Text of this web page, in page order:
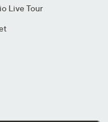
Live Tour